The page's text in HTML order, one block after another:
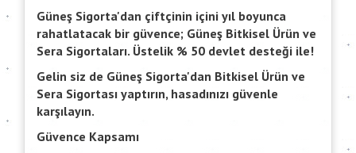
Güneş Sigorta'dan çiftçinin içini yıl boyunca
rahatlatacak bir güvence; Güneş Bitkisel Ürün ve
Sera Sigortaları. Üstelik % 50 devlet desteği ile!
Gelin siz de Güneş Sigorta'dan Bitkisel Ürün ve
Sera Sigortası yaptırın, hasadınızı güvenle
karşılayın.
Güvence Kapsamı